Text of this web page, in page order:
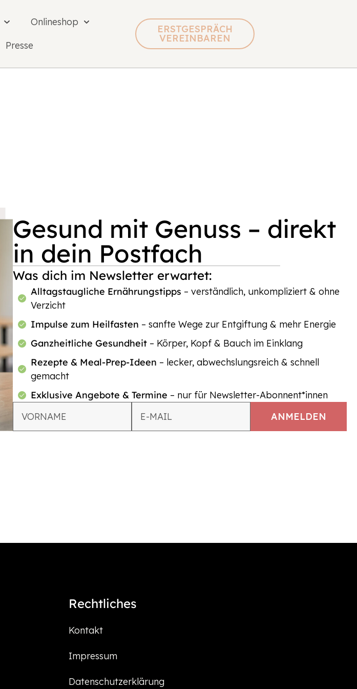
Onlineshop
Presse
ERSTGESPRÄCH
VEREINBAREN
Gesund mit Genuss – direkt
in dein Postfach
Was dich im Newsletter erwartet:
Alltagstaugliche Ernährungstipps – verständlich, unkompliziert & ohne
Verzicht
Impulse zum Heilfasten – sanfte Wege zur Entgiftung & mehr Energie
Ganzheitliche Gesundheit – Körper, Kopf & Bauch im Einklang
Rezepte & Meal-Prep-Ideen – lecker, abwechslungsreich & schnell
gemacht
Exklusive Angebote & Termine – nur für Newsletter-Abonnent*innen
Rechtliches
Kontakt
Impressum
Datenschutzerklärung